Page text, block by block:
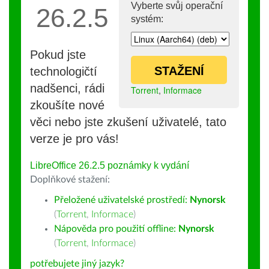
Vyberte svůj operační
systém:
STAŽENÍ
Torrent, Informace
26.2.5
Pokud jste
technologičtí
nadšenci, rádi
zkoušíte nové
věci nebo jste zkušení uživatelé, tato
verze je pro vás!
LibreOffice 26.2.5 poznámky k vydání
Doplňkové stažení:
Přeložené uživatelské prostředí: Nynorsk
(Torrent, Informace)
Nápověda pro použití offline: Nynorsk
(Torrent, Informace)
potřebujete jiný jazyk?